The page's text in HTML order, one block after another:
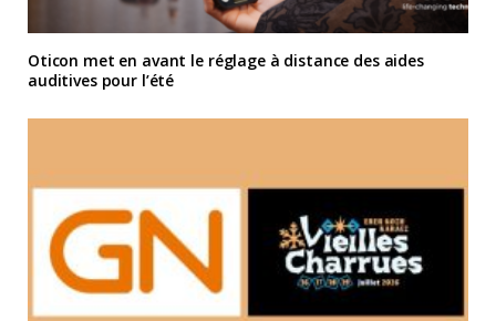
Oticon met en avant le réglage à distance des aides
auditives pour l’été